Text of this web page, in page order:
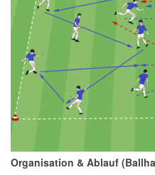
Organisation & Ablauf